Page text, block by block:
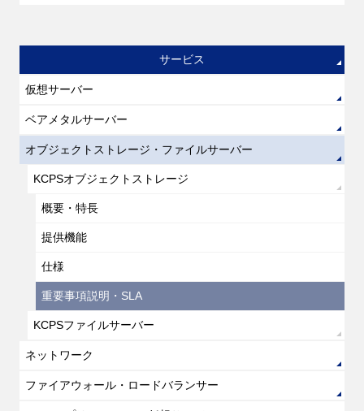
サービス
仮想サーバー
ベアメタルサーバー
オブジェクトストレージ・ファイルサーバー
KCPSオブジェクトストレージ
概要・特長
提供機能
仕様
重要事項説明・SLA
KCPSファイルサーバー
ネットワーク
ファイアウォール・ロードバランサー